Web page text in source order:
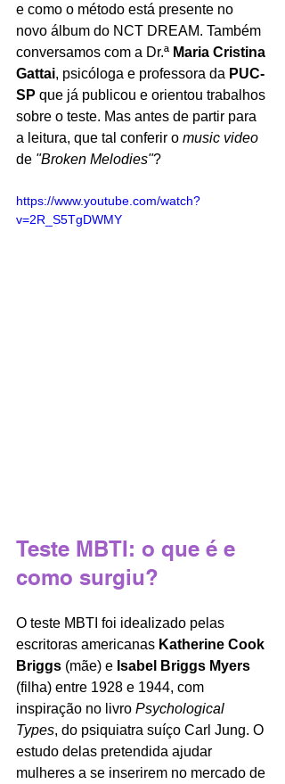
e como o método está presente no
novo álbum do NCT DREAM. Também
conversamos com a Dr.ª Maria Cristina
Gattai, psicóloga e professora da PUC-
SP que já publicou e orientou trabalhos
sobre o teste. Mas antes de partir para
a leitura, que tal conferir o music video
de "Broken Melodies"?
https://www.youtube.com/watch?
v=2R_S5TgDWMY
Teste MBTI: o que é e
como surgiu?
O teste MBTI foi idealizado pelas
escritoras americanas Katherine Cook
Briggs (mãe) e Isabel Briggs Myers
(filha) entre 1928 e 1944, com
inspiração no livro Psychological
Types, do psiquiatra suíço Carl Jung. O
estudo delas pretendida ajudar
mulheres a se inserirem no mercado de